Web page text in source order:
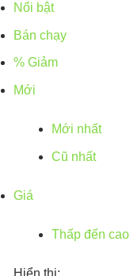
Nổi bật
Bán chạy
% Giảm
Mới
Mới nhất
Cũ nhất
Giá
Thấp đến cao
Hiển thị: